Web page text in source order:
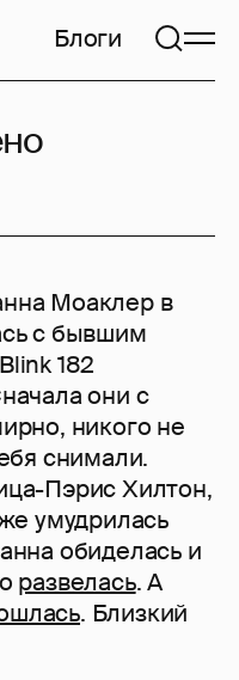
Блоги
Моаклер в
с бывшим
182
они с
никого не
снимали.
Пэрис Хилтон,
умудрилась
обиделась и
развелась. А
. Близкий